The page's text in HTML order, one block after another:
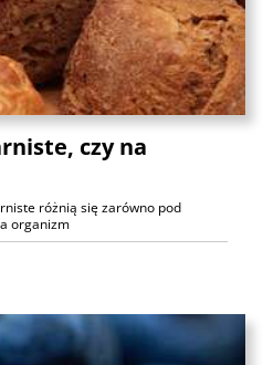
czy na
różnią się zarówno pod
organizm